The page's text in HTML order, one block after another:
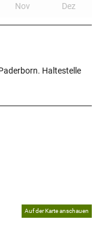
Nov Dez
Haltestelle
Auf der Karte anschauen